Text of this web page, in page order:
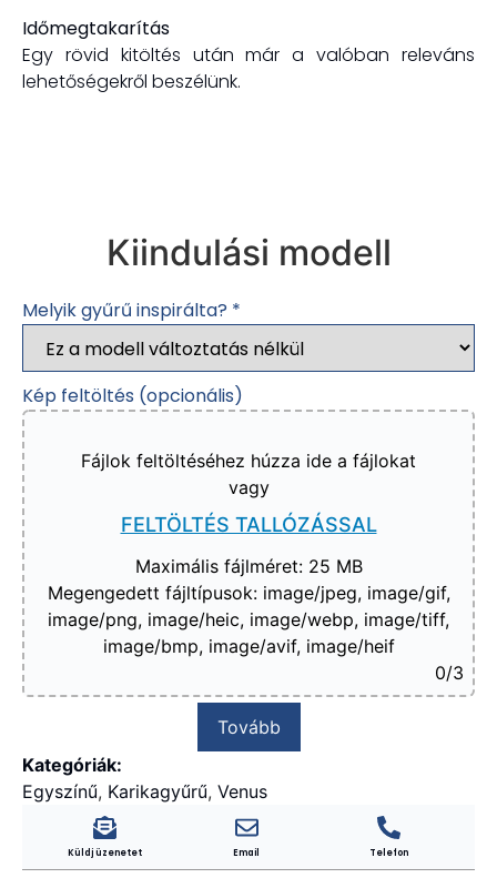
Időmegtakarítás
Egy rövid kitöltés után már a valóban releváns
lehetőségekről beszélünk.
Kiindulási modell
Melyik gyűrű inspirálta? *
Kép feltöltés (opcionális)
Fájlok feltöltéséhez húzza ide a fájlokat
vagy
FELTÖLTÉS TALLÓZÁSSAL
Maximális fájlméret: 25 MB
Megengedett fájltípusok: image/jpeg, image/gif,
image/png, image/heic, image/webp, image/tiff,
image/bmp, image/avif, image/heif
0/3
Tovább
Kategóriák:
Egyszínű, Karikagyűrű, Venus
Küldj üzenetet Email Telefon